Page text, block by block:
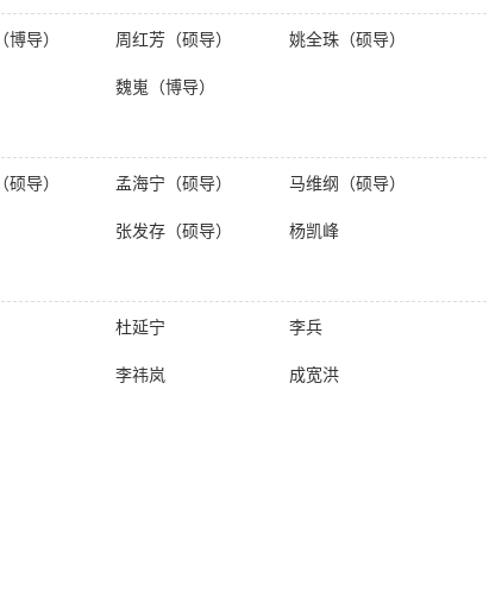
博导） 周红芳（硕导） 姚全珠（硕导）
魏嵬（博导）
硕导） 孟海宁（硕导） 马维纲（硕导）
张发存（硕导） 杨凯峰
杜延宁 李兵
李祎岚 成宽洪